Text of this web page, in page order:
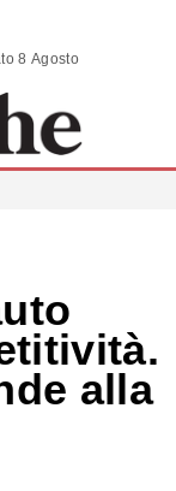
| SCENARI - sabato 8 Agosto 2026
alla